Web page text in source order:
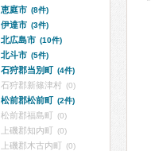
恵庭市 (8件)
伊達市 (3件)
北広島市 (10件)
北斗市 (5件)
石狩郡当別町 (4件)
石狩郡新篠津村 (0)
松前郡松前町 (2件)
松前郡福島町 (0)
上磯郡知内町 (0)
上磯郡木古内町 (0)